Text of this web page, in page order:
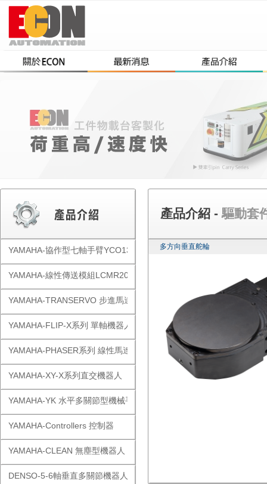
YAMAHA-協作型七軸手臂YCO1300
YAMAHA-線性傳送模組LCMR200
YAMAHA-TRANSERVO 步進馬達單軸
YAMAHA-FLIP-X系列 單軸機器人
YAMAHA-PHASER系列 線性馬達
YAMAHA-XY-X系列直交機器人
YAMAHA-YK 水平多關節型機械手
YAMAHA-Controllers 控制器
YAMAHA-CLEAN 無塵型機器人
DENSO-5-6軸垂直多關節機器人
產品介紹 -驅動套
多方向垂直舵輪